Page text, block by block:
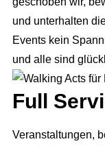
und unterhalten
Events kein
und alle sind
Full
Veranstaltungen,